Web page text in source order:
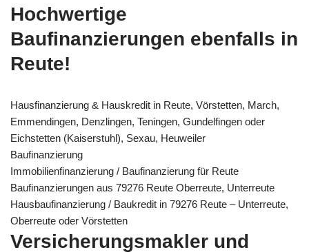
Hochwertige
Baufinanzierungen ebenfalls in
Reute!
Hausfinanzierung & Hauskredit in Reute, Vörstetten, March,
Emmendingen, Denzlingen, Teningen, Gundelfingen oder
Eichstetten (Kaiserstuhl), Sexau, Heuweiler
Baufinanzierung
Immobilienfinanzierung / Baufinanzierung für Reute
Baufinanzierungen aus 79276 Reute Oberreute, Unterreute
Hausbaufinanzierung / Baukredit in 79276 Reute – Unterreute,
Oberreute oder Vörstetten
Versicherungsmakler und